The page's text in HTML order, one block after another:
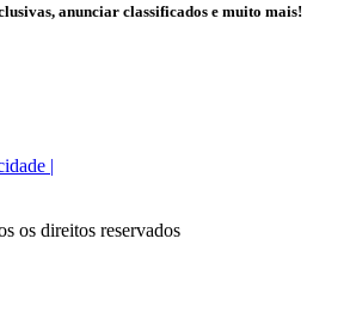
anunciar classificados e muito mais!
|
os direitos reservados